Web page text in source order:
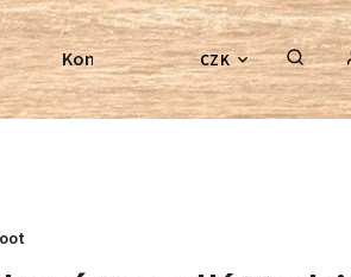
CZK
Kontroly bezkostrových sedel